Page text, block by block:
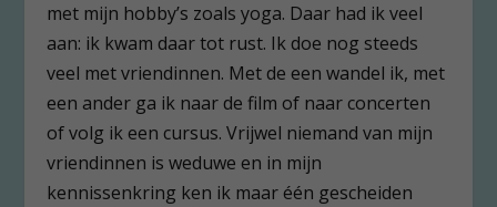
met mijn hobby’s zoals yoga. Daar had ik veel
aan: ik kwam daar tot rust. Ik doe nog steeds
veel met vriendinnen. Met de een wandel ik, met
een ander ga ik naar de film of naar concerten
of volg ik een cursus. Vrijwel niemand van mijn
vriendinnen is weduwe en in mijn
kennissenkring ken ik maar één gescheiden